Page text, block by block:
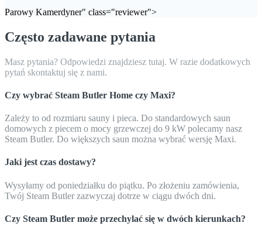
Parowy Kamerdyner" class="reviewer">
Często zadawane pytania
Masz pytania? Odpowiedzi znajdziesz tutaj. W razie dodatkowych
pytań skontaktuj się z nami.
Czy wybrać Steam Butler Home czy Maxi?
Zależy to od rozmiaru sauny i pieca. Do standardowych saun
domowych z piecem o mocy grzewczej do 9 kW polecamy nasz
Steam Butler. Do większych saun można wybrać wersję Maxi.
Jaki jest czas dostawy?
Wysyłamy od poniedziałku do piątku. Po złożeniu zamówienia,
Twój Steam Butler zazwyczaj dotrze w ciągu dwóch dni.
Czy Steam Butler może przechylać się w dwóch kierunkach?